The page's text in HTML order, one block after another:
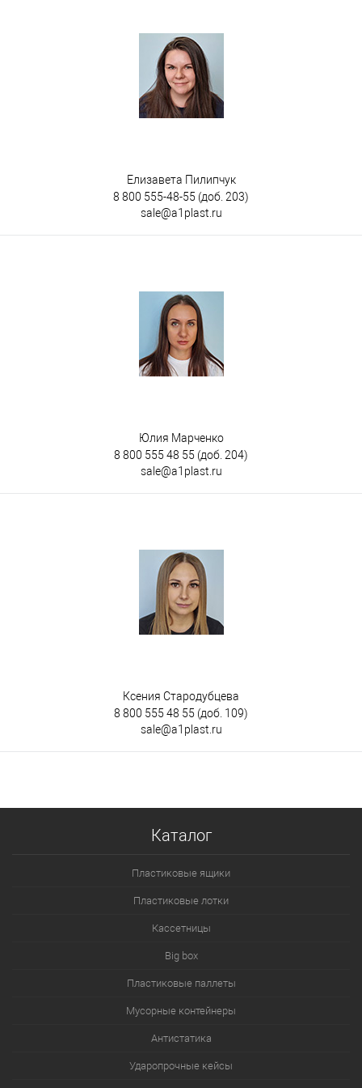
Елизавета Пилипчук
8 800 555-48-55 (доб. 203)
sale@a1plast.ru
Юлия Марченко
8 800 555 48 55 (доб. 204)
sale@a1plast.ru
Ксения Стародубцева
8 800 555 48 55 (доб. 109)
sale@a1plast.ru
Каталог
Пластиковые ящики
Пластиковые лотки
Кассетницы
Big box
Пластиковые паллеты
Мусорные контейнеры
Антистатика
Ударопрочные кейсы